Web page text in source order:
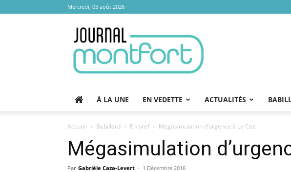
Mercredi, 05 août 2026
Montfort
À LA UNE EN VEDETTE ACTUALITÉS
Accueil Babillard En bref Mégasimulation d’urgence à La Cité
Mégasimulation
Par Gabrièle Caza-Levert - 1 Décembre 2016